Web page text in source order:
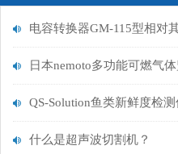
什么是超声波切割机？